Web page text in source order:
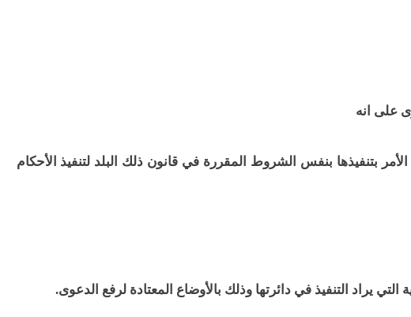
بتنفيذها بنفس الشروط المقررة في قانون ذلك البلد لتنفيذ الأحكام
التي يراد التنفيذ في دائرتها وذلك بالأوضاع المعتادة لرفع الدعوى.